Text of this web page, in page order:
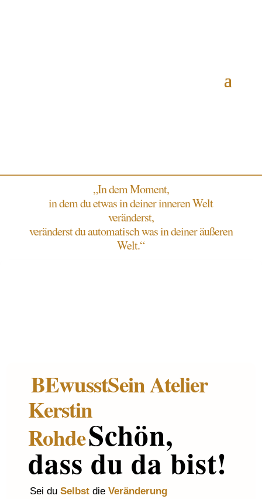
„In dem Moment,
in dem du etwas in deiner inneren Welt
veränderst,
veränderst du automatisch was in deiner äußeren
Welt.“
BEwusstSein Atelier
Kerstin
RohdeSchön,
dass du da bist!
Sei du Selbst die Veränderung